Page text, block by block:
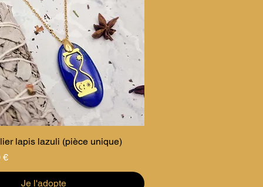
lapis lazuli (pièce unique)
€
Je l'adopte